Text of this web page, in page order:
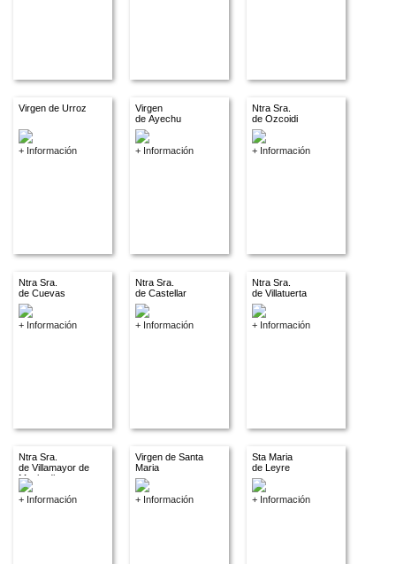
Virgen de Urroz
+ Información
Virgen
de Ayechu
+ Información
Ntra Sra.
de Ozcoidi
+ Información
Ntra Sra.
de Cuevas
+ Información
Ntra Sra.
de Castellar
+ Información
Ntra Sra.
de Villatuerta
+ Información
Ntra Sra.
de Villamayor de
Monjardin
+ Información
Virgen de Santa
Maria
+ Información
Sta Maria
de Leyre
+ Información